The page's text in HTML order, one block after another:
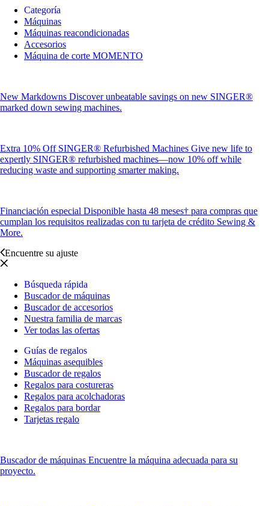
Categoría
Máquinas
Máquinas reacondicionadas
Accesorios
Máquina de corte MOMENTO
New Markdowns Discover unbeatable savings on new SINGER®
marked down sewing machines.
Extra 10% Off SINGER® Refurbished Machines Give new life to
expertly SINGER® refurbished machines—now 10% off while
reducing waste and supporting smarter making.
Financiación especial Disponible hasta 48 meses† para compras que
cumplan los requisitos realizadas con tu tarjeta de crédito Sewing &
More.
Encuentre su ajuste
Búsqueda rápida
Buscador de máquinas
Buscador de accesorios
Nuestra familia de marcas
Ver todas las ofertas
Guías de regalos
Máquinas asequibles
Buscador de regalos
Regalos para costureras
Regalos para acolchadoras
Regalos para bordar
Tarjetas regalo
Buscador de máquinas Encuentre la máquina adecuada para su
proyecto.